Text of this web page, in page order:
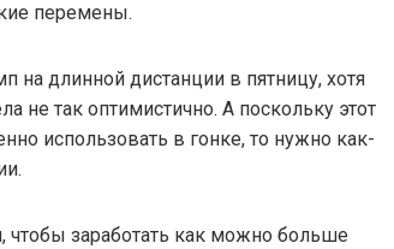
перемены.
длинной дистанции в пятницу, хотя
не так оптимистично. А поскольку этот
использовать в гонке, то нужно как-
чтобы заработать как можно больше